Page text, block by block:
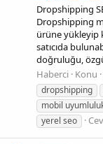
Dropshipping
Dropshipping
ürüne yükleyip
satıcıda
doğruluğu,
Haberci Konu
dropshipping
mobil
yerel seo